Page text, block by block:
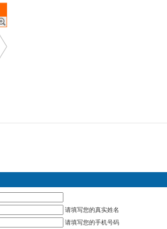
请填写您的真实姓名
请填写您的手机号码